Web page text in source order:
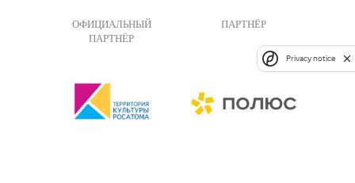
ОФИЦИАЛЬНЫЙ
ПАРТНЁР
ПАРТНЁР
Privacy notice